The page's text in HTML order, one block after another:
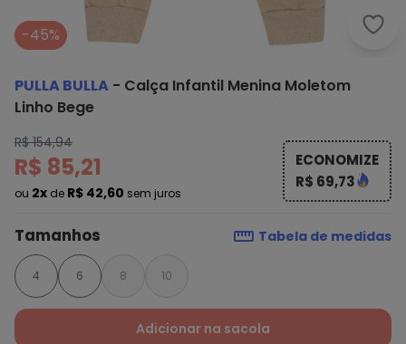
-45%
PULLA BULLA - Calça Infantil Menina Moletom
Linho Bege
R$ 154,94
R$ 85,21
ou 2x de R$ 42,60 sem juros
ECONOMIZE
R$ 69,73
Tamanhos Tabela de medidas
4 6 8 10
Adicionar na sacola